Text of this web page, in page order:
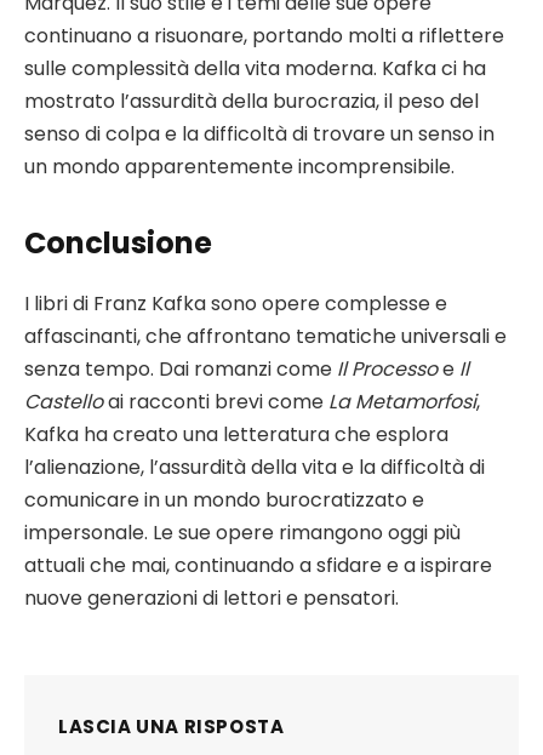
continuano a risuonare, portando molti a riflettere
sulle complessità della vita moderna. Kafka ci ha
mostrato l’assurdità della burocrazia, il peso del
senso di colpa e la difficoltà di trovare un senso in
un mondo apparentemente incomprensibile.
Conclusione
I libri di Franz Kafka sono opere complesse e
affascinanti, che affrontano tematiche universali e
senza tempo. Dai romanzi come Il Processoe Il
Castelloai racconti brevi come La Metamorfosi,
Kafka ha creato una letteratura che esplora
l’alienazione, l’assurdità della vita e la difficoltà di
comunicare in un mondo burocratizzato e
impersonale. Le sue opere rimangono oggi più
attuali che mai, continuando a sfidare e a ispirare
nuove generazioni di lettori e pensatori.
LASCIA UNA RISPOSTA